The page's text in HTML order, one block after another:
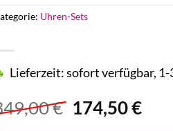
€
Preis
174,50€
Lieferzeit: sofort verfügbar,
Uhren-Sets